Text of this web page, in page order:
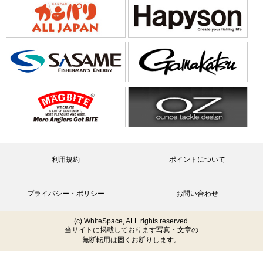
利用規約 ポイントについて
プライバシー・ポリシー お問い合わせ
(c) WhiteSpace, ALL rights reserved.
当サイトに掲載しております写真・文章の
無断転用は固くお断りします。